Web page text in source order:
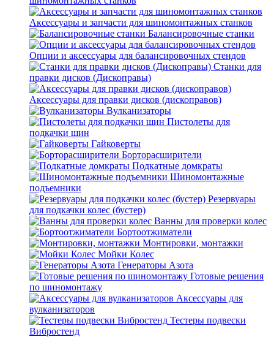
Аксессуары и запчасти для шиномонтажных станков
Балансировочные станки
Опции и аксессуары для балансировочных стендов
Станки для
правки дисков (Дископравы)
Аксессуары для правки дисков (дископравов)
Вулканизаторы
Пистолеты для
подкачки шин
Гайковерты
Борторасширители
Подкатные домкраты
Шиномонтажные
подъемники
Резервуары
для подкачки колес (бустер)
Ванны для проверки колес
Бортоотжиматели
Монтировки, монтажки
Мойки Колес
Генераторы Азота
Готовые решения
по шиномонтажу
Аксессуары для
вулканизаторов
Тестеры подвески
Вибростенд